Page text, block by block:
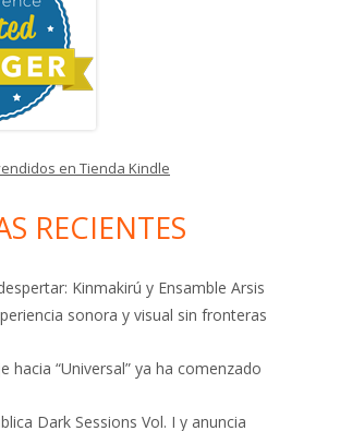
en Tienda Kindle
RECIENTES
Kinmakirú y Ensamble Arsis
sonora y visual sin fronteras
hacia “Universal” ya ha comenzado
Dark Sessions Vol. I y anuncia